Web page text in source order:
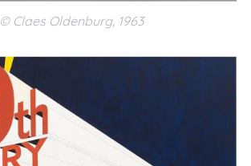
© Claes Oldenburg, 1963